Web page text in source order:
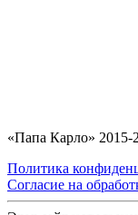
«Папа Карло» 2015-
Политика
Согласие на